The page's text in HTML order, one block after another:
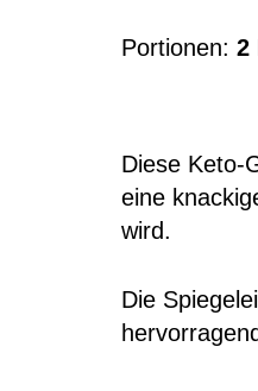
Portionen: 2
Diese Keto-
eine
wird.
Die